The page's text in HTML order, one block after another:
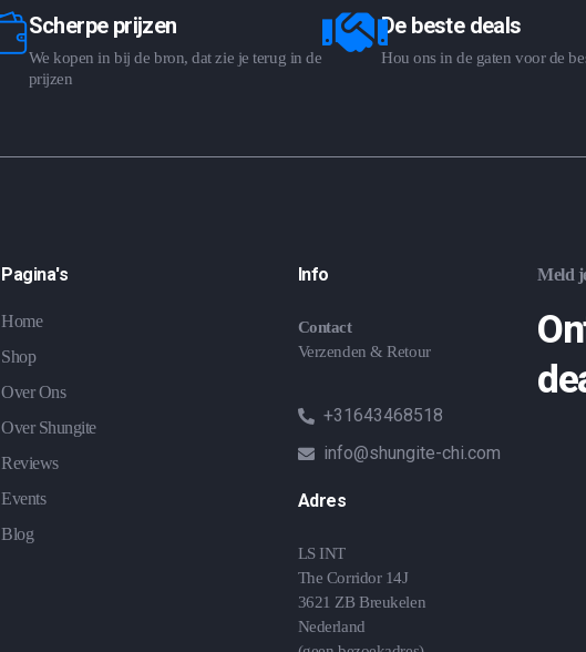
Scherpe prijzen
We kopen in bij de bron, dat zie je terug in de
prijzen
De beste deals
Hou ons in de gaten voor de
Pagina's
Home
Shop
Over Ons
Over Shungite
Reviews
Events
Blog
Info
Contact
Verzenden & Retour
+31643468518
info@shungite-chi.com
Adres
LS INT
The Corridor 14J
3621 ZB Breukelen
Nederland
Meld